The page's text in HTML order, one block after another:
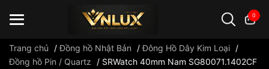
0
Trang chủ /Đồng hồ Nhật Bản /Đông Hồ Dây Kim Loại /
Đồng hồ Pin / Quartz
/ SRWatch 40mm Nam SG80071.1402CF